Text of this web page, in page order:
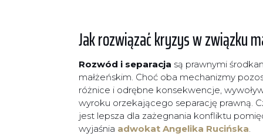
Jak rozwiązać kryzys w związku
Rozwód i separacja są prawnymi
małżeńskim. Choć oba mechanizmy
różnice i odrębne konsekwencje,
wyroku orzekającego separację prawną.
jest lepsza dla zażegnania konfliktu
wyjaśnia adwokat Angelika Rucińska